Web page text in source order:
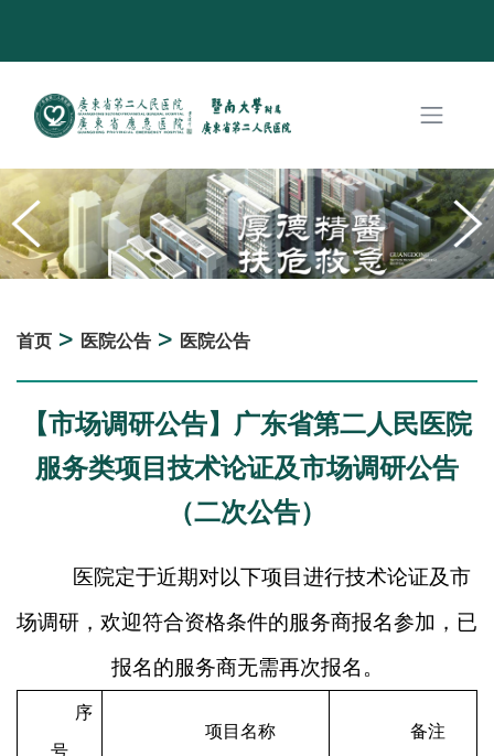
首页 > 医院公告 > 医院公告
【市场调研公告】广东省第二人民医院
服务类项目技术论证及市场调研公告
（二次公告）
医院定于近期对以下项目进行技术论证及市
场调研，欢迎符合资格条件的服务商报名参加，已
报名的服务商无需再次报名。
序
号
项目名称 备注